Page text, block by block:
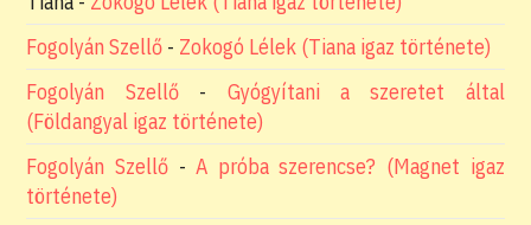
Fogolyán Szellő - Zokogó Lélek (Tiana igaz története)
Fogolyán Szellő- Gyógyítani a szeretet által
(Földangyal igaz története)
Fogolyán Szellő -A próba szerencse? (Magnet igaz
története)